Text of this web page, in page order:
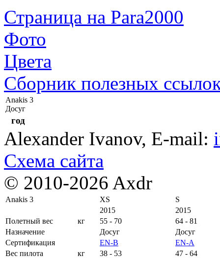
Страница на Para2000
Фото
Цвета
Сборник полезных
Anakis 3
Досуг
год
Alexander Ivanov, E-mail:
Схема сайта
© 2010-2026 Axdr
Anakis 3 XS
S
2015
2015
Полетный вес
кг 55 - 70
64 - 81
Назначение
Досуг
Досуг
Сертификация
EN-B
EN-A
Вес пилота
кг 38 - 53
47 - 64